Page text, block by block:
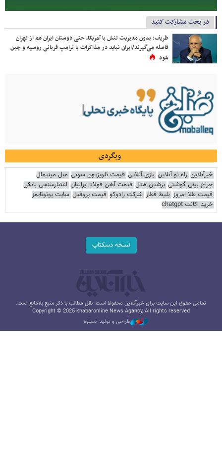
در بحث مشارکت کنید
ظریف: بدون مدیریت تنش با آمریکا، حتی دوستان ایران هم از تهران
فاصله می‌گیرند/ایران نباید در مذاکرات با ترامپ قربانی روسیه و چین
شود
وبگردی
خبرآنلاین راه نو آنلاین بازی آنلاین قیمت تلویزیون سونی مبل مینیمال
جراح بینی گوشتی پرشین هتل قیمت آهن فولاد ایرانیان اعتبارسنجی بانکی
قیمت طلا امروز بلیط قطار شرکت رادوکو قیمت پروفیل سایت یوتوتایمز
خرید اکانت chatgpt
نسخه دسکتاپ
تمامی حقوق این سایت برای خبرآنلاین محفوظ است. نقل مطالب با ذکر منبع بلامانع است.
Copyright © 2025 khabaronline News Agancy, All rights reserved
طراحی و تولید: نستوه